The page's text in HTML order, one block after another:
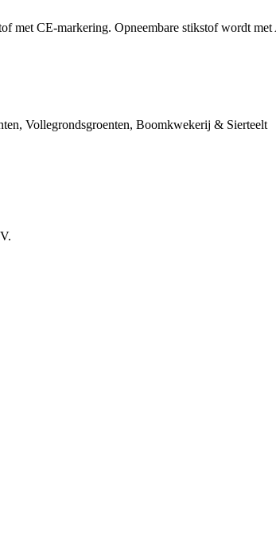
met CE-markering. Opneembare stikstof wordt
Vollegrondsgroenten, Boomkwekerij & Sierteelt